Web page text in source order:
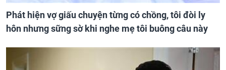
Phát hiện vợ giấu chuyện từng có chồng, tôi đòi ly
hôn nhưng sững sờ khi nghe mẹ tôi buông câu này